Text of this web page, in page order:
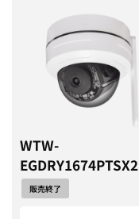
WTW-
EGDRY1674PTSX2
販売終了